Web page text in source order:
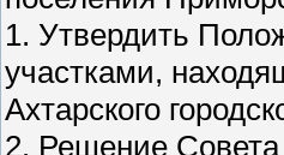
1. Утвердить
участками,
Ахтарского
2. Решение Совета